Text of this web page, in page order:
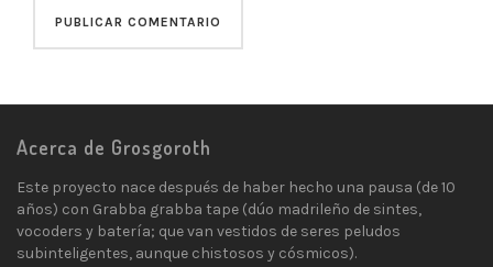
Acerca de Grosgoroth
Este proyecto nace después de haber hecho una pausa (de 10
años) con Grabba grabba tape (dúo madrileño de sintes,
vocoders y batería; que van vestidos de seres peludos
subinteligentes, aunque chistosos y cósmicos).